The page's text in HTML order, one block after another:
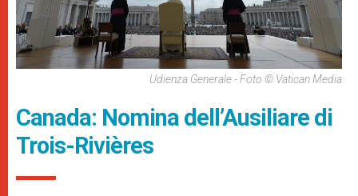
Udienza Generale - Foto © Vatican Media
Canada: Nomina dell’Ausiliare di
Trois-Rivières